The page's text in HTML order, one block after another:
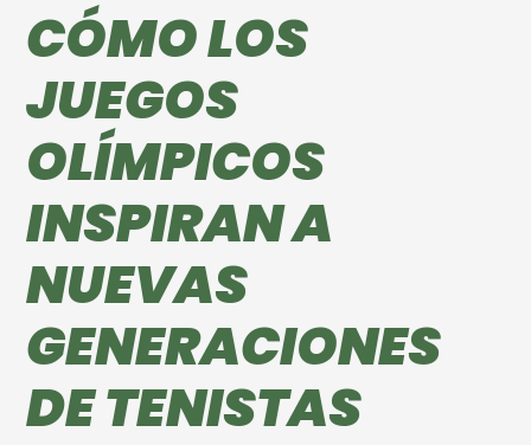
CÓMO LOS
JUEGOS
OLÍMPICOS
INSPIRAN A
NUEVAS
GENERACIONES
DE TENISTAS